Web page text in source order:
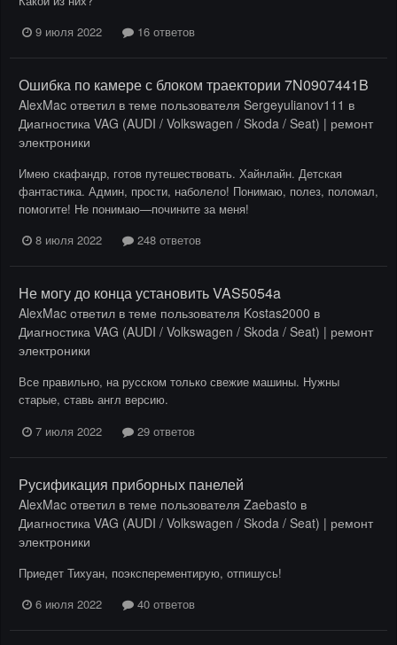
9 июля 2022
16 ответов
Ошибка по камере с блоком траектории 7N0907441B
AlexMac ответил в теме пользователя Sergeyulianov111 в
Диагностика VAG (AUDI / Volkswagen / Skoda / Seat) | ремонт
электроники
Имею скафандр, готов путешествовать. Хайнлайн. Детская
фантастика. Админ, прости, наболело! Понимаю, полез, поломал,
помогите! Не понимаю—почините за меня!
8 июля 2022
248 ответов
Не могу до конца установить VAS5054a
AlexMac ответил в теме пользователя Kostas2000 в
Диагностика VAG (AUDI / Volkswagen / Skoda / Seat) | ремонт
электроники
Все правильно, на русском только свежие машины. Нужны
старые, ставь англ версию.
7 июля 2022
29 ответов
Русификация приборных панелей
AlexMac ответил в теме пользователя Zaebasto в
Диагностика VAG (AUDI / Volkswagen / Skoda / Seat) | ремонт
электроники
Приедет Тихуан, поэксперементирую, отпишусь!
6 июля 2022
40 ответов